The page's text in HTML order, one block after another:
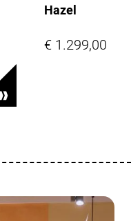
Hazel
€ 1.299,00